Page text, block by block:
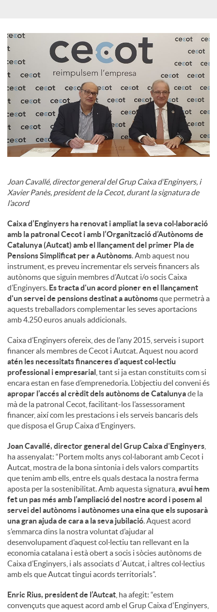
n
t
i
n
g
u
t
s
Joan Cavallé, director general del Grup Caixa d’Enginyers, i
Xavier Panès, president de la Cecot, durant la signatura de
l’acord
Caixa d’Enginyers ha renovat i ampliat la seva col·laboració
amb la patronal Cecot i amb l’Organització d’Autònoms de
Catalunya (Autcat) amb el llançament del primer Pla de
Pensions Simplificat per a Autònoms. Amb aquest nou
instrument, es preveu incrementar els serveis financers als
autònoms que siguin membres d’Autcat i/o socis Caixa
d’Enginyers. Es tracta d'un acord pioner en el llançament
d'un servei de pensions destinat a autònomsque permetrà a
aquests treballadors complementar les seves aportacions
amb 4.250 euros anuals addicionals.
Caixa d’Enginyers ofereix, des de l’any 2015, serveis i suport
financer als membres de Cecot i Autcat. Aquest nou acord
atén les necessitats financeres d’aquest col·lectiu
professional i empresarial , tant si ja estan constituïts com si
encara estan en fase d’emprenedoria. L’objectiu del conveni és
apropar l’accés al crèdit dels autònoms de Catalunyade la
mà de la patronal Cecot, facilitant-los l’assessorament
financer, així com les prestacions i els serveis bancaris dels
que disposa el Grup Caixa d’Enginyers.
Joan Cavallé, director general del Grup Caixa d'Enginyers
ha assenyalat: “Portem molts anys col·laborant amb Cecot i
Autcat, mostra de la bona sintonia i dels valors compartits
que tenim amb ells, entre els quals destaca la nostra ferma
aposta per la sostenibilitat. Amb aquesta signatura, avui hem
fet un pas més amb l’ampliació del nostre acord i posem al
servei del autònoms i autònomes una eina que els suposarà
una gran ajuda de cara a la seva jubilació. Aquest acord
s’emmarca dins la nostra voluntat d’ajudar al
desenvolupament d’aquest col·lectiu tan rellevant en la
economia catalana i està obert a socis i sòcies autònoms de
Caixa d’Enginyers, i als associats d´Autcat, i altres col·lectius
amb els que Autcat tingui acords territorials”.
Enric Rius, president de l’Autcat , ha afegit: “estem
convençuts que aquest acord amb el Grup Caixa d'Enginyers,